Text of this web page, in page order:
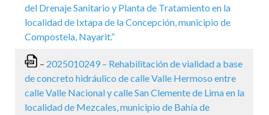
del Drenaje Sanitario y Planta de Tratamiento en la
localidad de Ixtapa de la Concepción, municipio de
Compostela, Nayarit.”
– 2025010249 – Rehabilitación de vialidad a base
de concreto hidráulico de calle Valle Hermoso entre
calle Valle Nacional y calle San Clemente de Lima en la
localidad de Mezcales, municipio de Bahía de